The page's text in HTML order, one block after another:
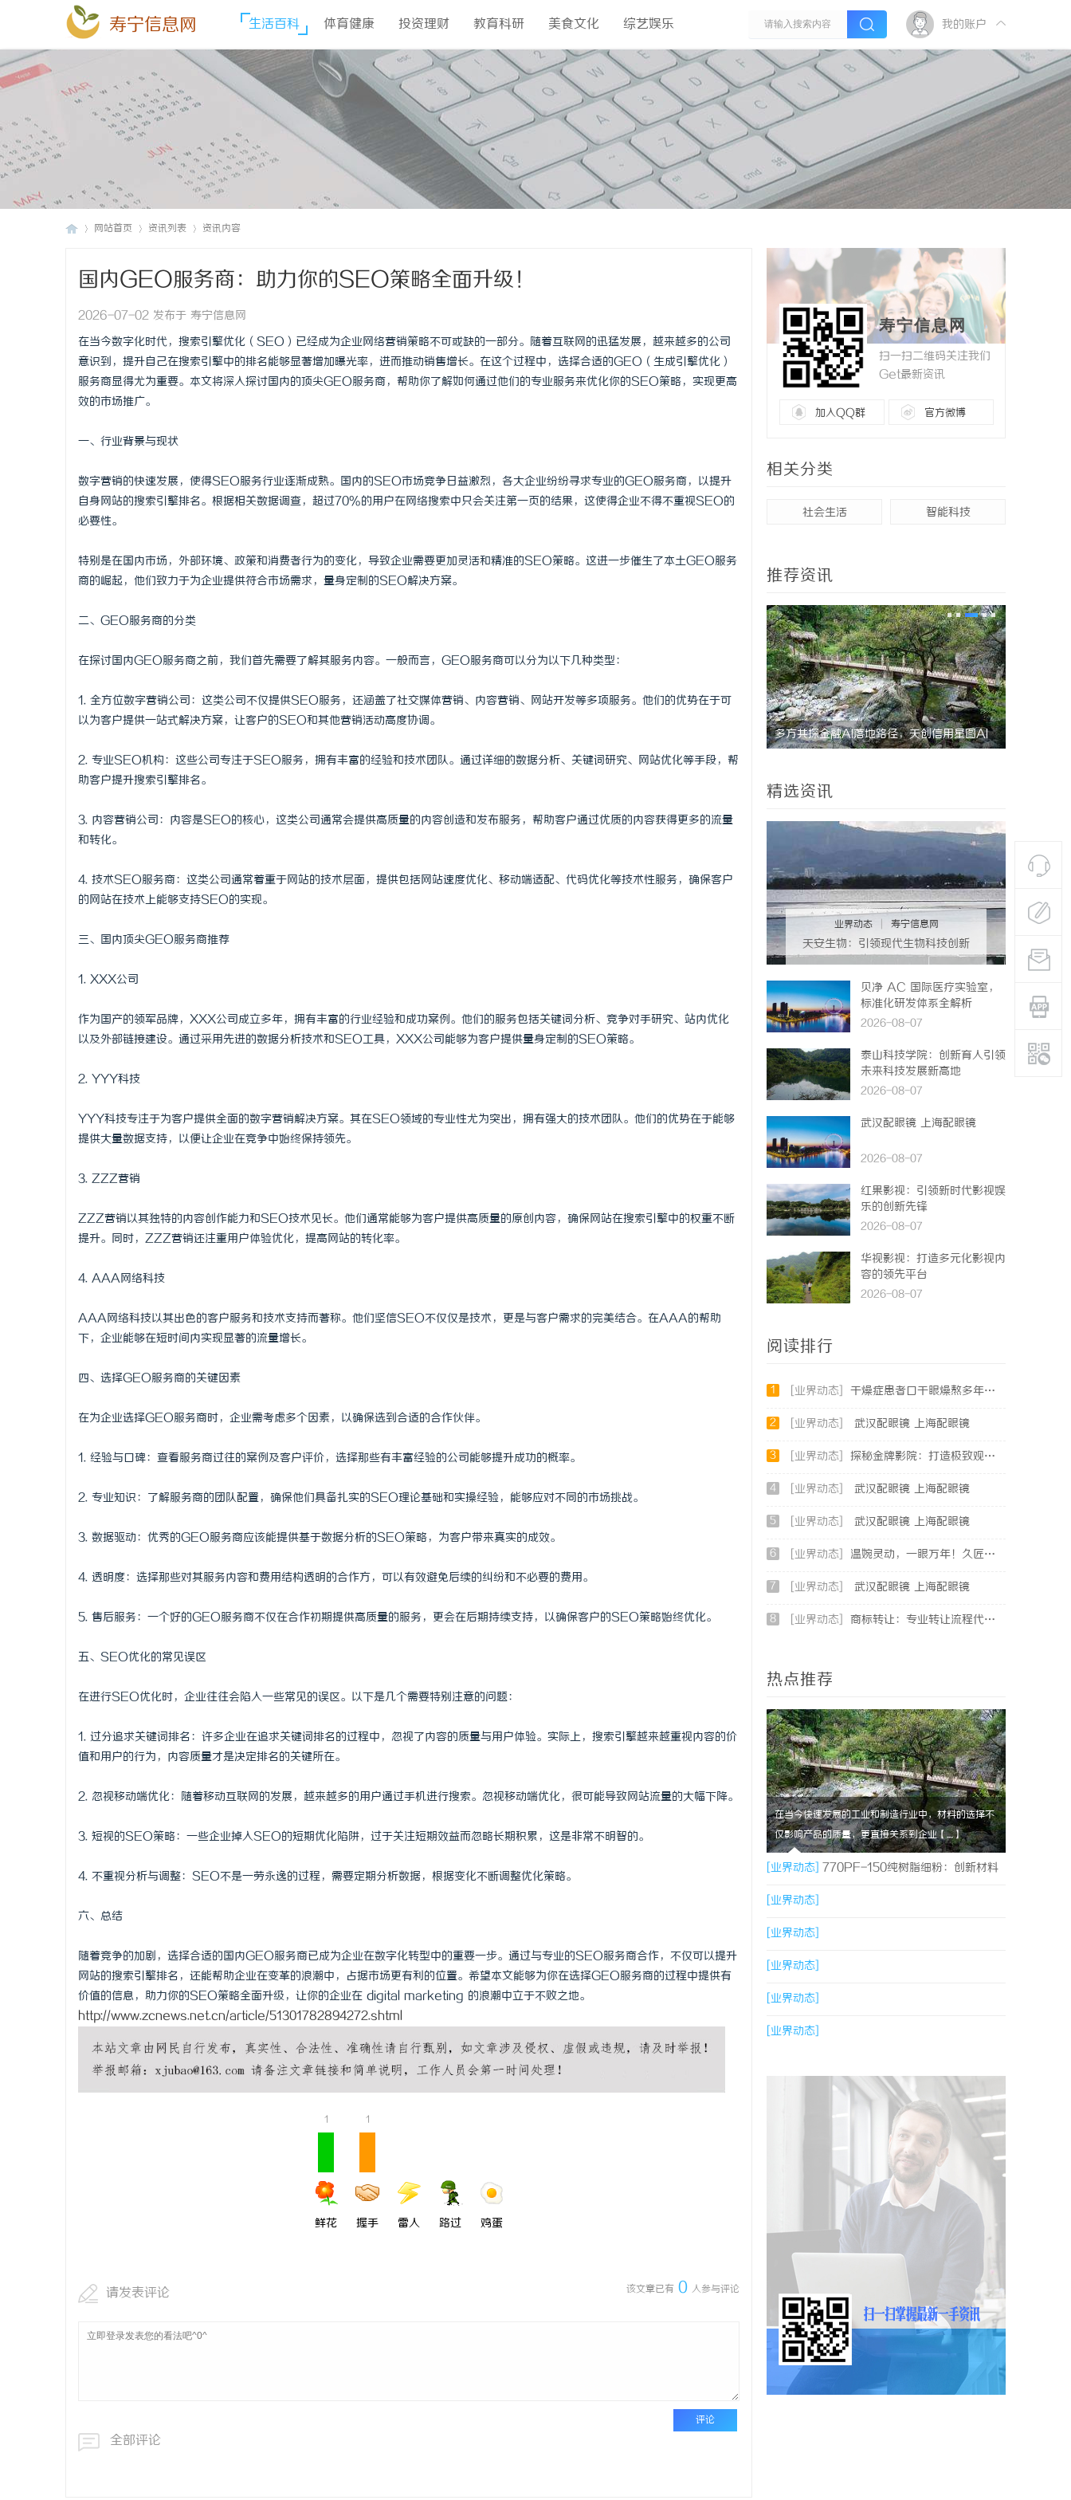
寿宁信息网 生活百科 体育健康 投资理财 教育科研 美食文化 综艺娱乐 我的账户
网站首页 资讯列表 资讯内容
国内GEO服务商：助力你的SEO策略全面升级！
2026-07-02 发布于 寿宁信息网
在当今数字化时代，搜索引擎优化（SEO）已经成为企业网络营销策略不可或缺的一部分。随着互联网的迅猛发展，越来越多的公司
意识到，提升自己在搜索引擎中的排名能够显著增加曝光率，进而推动销售增长。在这个过程中，选择合适的GEO（生成引擎优化）
服务商显得尤为重要。本文将深入探讨国内的顶尖GEO服务商，帮助你了解如何通过他们的专业服务来优化你的SEO策略，实现更高
效的市场推广。
一、行业背景与现状
数字营销的快速发展，使得SEO服务行业逐渐成熟。国内的SEO市场竞争日益激烈，各大企业纷纷寻求专业的GEO服务商，以提升
自身网站的搜索引擎排名。根据相关数据调查，超过70%的用户在网络搜索中只会关注第一页的结果，这使得企业不得不重视SEO的
必要性。
特别是在国内市场，外部环境、政策和消费者行为的变化，导致企业需要更加灵活和精准的SEO策略。这进一步催生了本土GEO服务
商的崛起，他们致力于为企业提供符合市场需求，量身定制的SEO解决方案。
二、GEO服务商的分类
在探讨国内GEO服务商之前，我们首先需要了解其服务内容。一般而言，GEO服务商可以分为以下几种类型：
1. 全方位数字营销公司：这类公司不仅提供SEO服务，还涵盖了社交媒体营销、内容营销、网站开发等多项服务。他们的优势在于可
以为客户提供一站式解决方案，让客户的SEO和其他营销活动高度协调。
2. 专业SEO机构：这些公司专注于SEO服务，拥有丰富的经验和技术团队。通过详细的数据分析、关键词研究、网站优化等手段，帮
助客户提升搜索引擎排名。
3. 内容营销公司：内容是SEO的核心，这类公司通常会提供高质量的内容创造和发布服务，帮助客户通过优质的内容获得更多的流量
和转化。
4. 技术SEO服务商：这类公司通常着重于网站的技术层面，提供包括网站速度优化、移动端适配、代码优化等技术性服务，确保客户
的网站在技术上能够支持SEO的实现。
三、国内顶尖GEO服务商推荐
1. XXX公司
作为国产的领军品牌，XXX公司成立多年，拥有丰富的行业经验和成功案例。他们的服务包括关键词分析、竞争对手研究、站内优化
以及外部链接建设。通过采用先进的数据分析技术和SEO工具，XXX公司能够为客户提供量身定制的SEO策略。
2. YYY科技
YYY科技专注于为客户提供全面的数字营销解决方案。其在SEO领域的专业性尤为突出，拥有强大的技术团队。他们的优势在于能够
提供大量数据支持，以便让企业在竞争中始终保持领先。
3. ZZZ营销
ZZZ营销以其独特的内容创作能力和SEO技术见长。他们通常能够为客户提供高质量的原创内容，确保网站在搜索引擎中的权重不断
提升。同时，ZZZ营销还注重用户体验优化，提高网站的转化率。
4. AAA网络科技
AAA网络科技以其出色的客户服务和技术支持而著称。他们坚信SEO不仅仅是技术，更是与客户需求的完美结合。在AAA的帮助
下，企业能够在短时间内实现显著的流量增长。
四、选择GEO服务商的关键因素
在为企业选择GEO服务商时，企业需考虑多个因素，以确保选到合适的合作伙伴。
1. 经验与口碑：查看服务商过往的案例及客户评价，选择那些有丰富经验的公司能够提升成功的概率。
2. 专业知识：了解服务商的团队配置，确保他们具备扎实的SEO理论基础和实操经验，能够应对不同的市场挑战。
3. 数据驱动：优秀的GEO服务商应该能提供基于数据分析的SEO策略，为客户带来真实的成效。
4. 透明度：选择那些对其服务内容和费用结构透明的合作方，可以有效避免后续的纠纷和不必要的费用。
5. 售后服务：一个好的GEO服务商不仅在合作初期提供高质量的服务，更会在后期持续支持，以确保客户的SEO策略始终优化。
五、SEO优化的常见误区
在进行SEO优化时，企业往往会陷入一些常见的误区。以下是几个需要特别注意的问题：
1. 过分追求关键词排名：许多企业在追求关键词排名的过程中，忽视了内容的质量与用户体验。实际上，搜索引擎越来越重视内容的价
值和用户的行为，内容质量才是决定排名的关键所在。
2. 忽视移动端优化：随着移动互联网的发展，越来越多的用户通过手机进行搜索。忽视移动端优化，很可能导致网站流量的大幅下降。
3. 短视的SEO策略：一些企业掉入SEO的短期优化陷阱，过于关注短期效益而忽略长期积累，这是非常不明智的。
4. 不重视分析与调整：SEO不是一劳永逸的过程，需要定期分析数据，根据变化不断调整优化策略。
六、总结
随着竞争的加剧，选择合适的国内GEO服务商已成为企业在数字化转型中的重要一步。通过与专业的SEO服务商合作，不仅可以提升
网站的搜索引擎排名，还能帮助企业在变革的浪潮中，占据市场更有利的位置。希望本文能够为你在选择GEO服务商的过程中提供有
价值的信息，助力你的SEO策略全面升级，让你的企业在 digital marketing 的浪潮中立于不败之地。
http://www.zcnews.net.cn/article/51301782894272.shtml
1
鲜花
1
握手 雷人 路过 鸡蛋
该文章已有 0 人参与评论
请发表评论
评论
全部评论
寿宁信息网
扫一扫二维码关注我们
Get最新资讯
加入QQ群 官方微博
相关分类
社会生活 智能科技
推荐资讯
多方共探金融AI落地路径，天创信用星图AI
精选资讯
业界动态 寿宁信息网
天安生物：引领现代生物科技创新
发展的先锋企业
贝净 AC 国际医疗实验室，
标准化研发体系全解析
2026-08-07
泰山科技学院：创新育人引领
未来科技发展新高地
2026-08-07
武汉配眼镜 上海配眼镜
2026-08-07
红果影视：引领新时代影视娱
乐的创新先锋
2026-08-07
华视影视：打造多元化影视内
容的领先平台
2026-08-07
阅读排行
1 [业界动态] 干燥症患者口干眼燥熬多年，一个周期缓过来？老中医：一张辨证方对症，身体找回津液
2 [业界动态] 武汉配眼镜 上海配眼镜
3 [业界动态] 探秘金牌影院：打造极致观影体验的行业先锋
4 [业界动态] 武汉配眼镜 上海配眼镜
5 [业界动态] 武汉配眼镜 上海配眼镜
6 [业界动态] 温婉灵动，一眼万年！久匠量身定制的眉眼唇，才是你整张脸的点睛之笔！淡颜系女生的气质加分项
7 [业界动态] 武汉配眼镜 上海配眼镜
8 [业界动态] 商标转让：专业转让流程代办，包转让成功再付款
热点推荐
在当今快速发展的工业和制造行业中，材料的选择不
仅影响产品的质量，更直接关系到企业【....】
[业界动态] 770PF-150纯树脂细粉：创新材料
的未来
[业界动态]
[业界动态]
[业界动态]
[业界动态]
[业界动态]